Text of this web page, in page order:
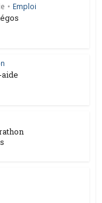
• Emploi